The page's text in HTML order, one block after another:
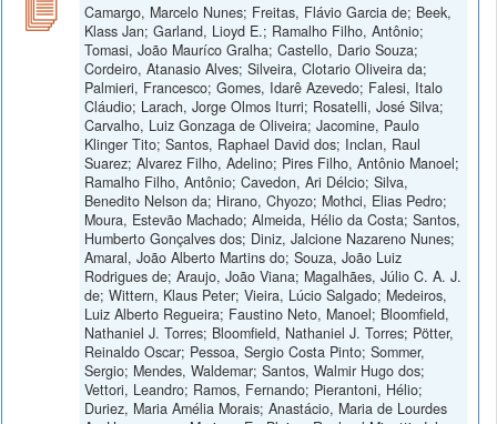
Camargo, Marcelo Nunes; Freitas, Flávio Garcia de; Beek,
Klass Jan; Garland, Lioyd E.; Ramalho Filho, Antônio;
Tomasi, João Mauríco Gralha; Castello, Dario Souza;
Cordeiro, Atanasio Alves; Silveira, Clotario Oliveira da;
Palmieri, Francesco; Gomes, Idarê Azevedo; Falesi, Italo
Cláudio; Larach, Jorge Olmos Iturri; Rosatelli, José Silva;
Carvalho, Luiz Gonzaga de Oliveira; Jacomine, Paulo
Klinger Tito; Santos, Raphael David dos; Inclan, Raul
Suarez; Alvarez Filho, Adelino; Pires Filho, Antônio Manoel;
Ramalho Filho, Antônio; Cavedon, Ari Délcio; Silva,
Benedito Nelson da; Hirano, Chyozo; Mothci, Elias Pedro;
Moura, Estevão Machado; Almeida, Hélio da Costa; Santos,
Humberto Gonçalves dos; Diniz, Jalcione Nazareno Nunes;
Amaral, João Alberto Martins do; Souza, João Luiz
Rodrigues de; Araujo, João Viana; Magalhães, Júlio C. A. J.
de; Wittern, Klaus Peter; Vieira, Lúcio Salgado; Medeiros,
Luiz Alberto Regueira; Faustino Neto, Manoel; Bloomfield,
Nathaniel J. Torres; Bloomfield, Nathaniel J. Torres; Pötter,
Reinaldo Oscar; Pessoa, Sergio Costa Pinto; Sommer,
Sergio; Mendes, Waldemar; Santos, Walmir Hugo dos;
Vettori, Leandro; Ramos, Fernando; Pierantoni, Hélio;
Duriez, Maria Amélia Morais; Anastácio, Maria de Lourdes